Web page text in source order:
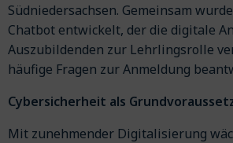
Südniedersachsen. Gemeinsam
Chatbot entwickelt, der die digitale
Auszubildenden zur Lehrlingsrolle
häufige Fragen zur Anmeldung
Cybersicherheit als
Mit zunehmender Digitalisierung